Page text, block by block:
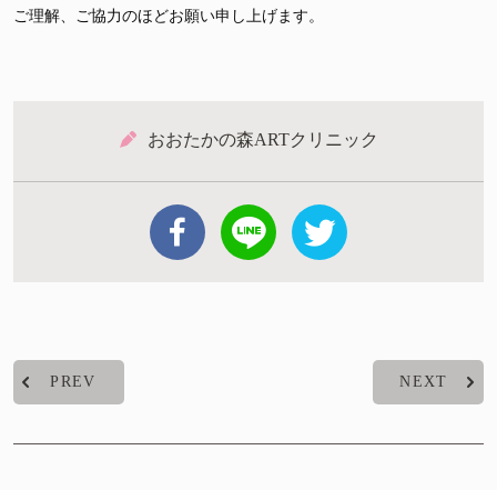
ご理解、ご協力のほどお願い申し上げます。
おおたかの森ARTクリニック
PREV NEXT